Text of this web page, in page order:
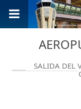
SALIDA DEL